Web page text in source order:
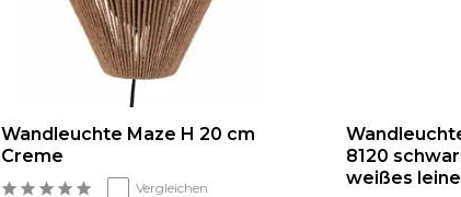
Wandleuchte Maze H 20 cm
Creme
Vergleichen
8120
weißes